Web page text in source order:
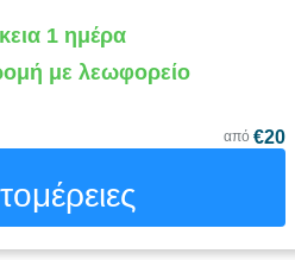
1 ημέρα
με λεωφορείο
από €20